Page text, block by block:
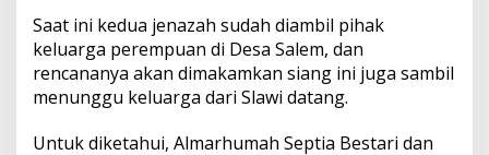
Saat ini kedua jenazah sudah diambil pihak
keluarga perempuan di Desa Salem, dan
rencananya akan dimakamkan siang ini juga sambil
menunggu keluarga dari Slawi datang.
Untuk diketahui, Almarhumah Septia Bestari dan